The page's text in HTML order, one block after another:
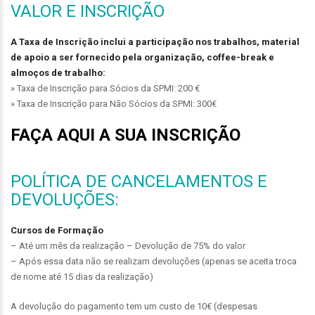
VALOR E INSCRIÇÃO
A Taxa de Inscrição inclui a participação nos trabalhos, material
de apoio a ser fornecido pela organização, coffee-break e
almoços de trabalho:
» Taxa de Inscrição para Sócios da SPMI: 200 €
» Taxa de Inscrição para Não Sócios da SPMI: 300€
FAÇA AQUI A SUA INSCRIÇÃO
POLÍTICA DE CANCELAMENTOS E
DEVOLUÇÕES:
Cursos de Formação
– Até um mês da realização – Devolução de 75% do valor
– Após essa data não se realizam devoluções (apenas se aceita troca
de nome até 15 dias da realização)
A devolução do pagamento tem um custo de 10€ (despesas